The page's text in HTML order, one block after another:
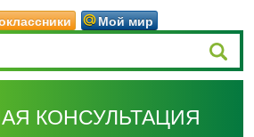
Мой мир
КОНСУЛЬТАЦИЯ